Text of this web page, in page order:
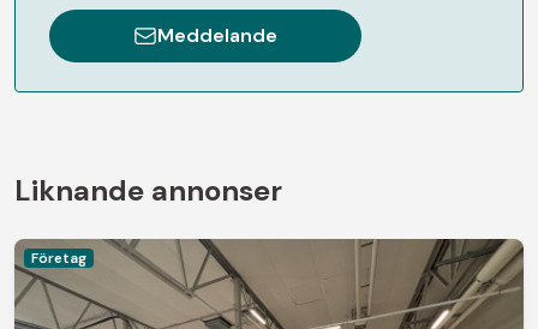
Meddelande
Liknande annonser
Företag